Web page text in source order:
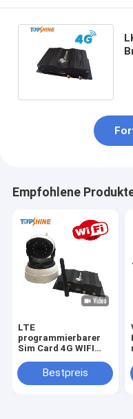
Empfohlene
LTE
programmierbarer
Sim Card 4G WIFI
Verfolger des Gerät-
OBD mit Kamera
Bestpreis